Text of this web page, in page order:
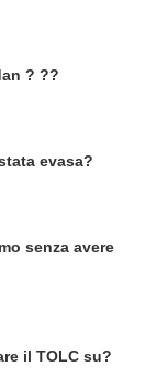
? ??
evasa?
senza avere
il TOLC su?